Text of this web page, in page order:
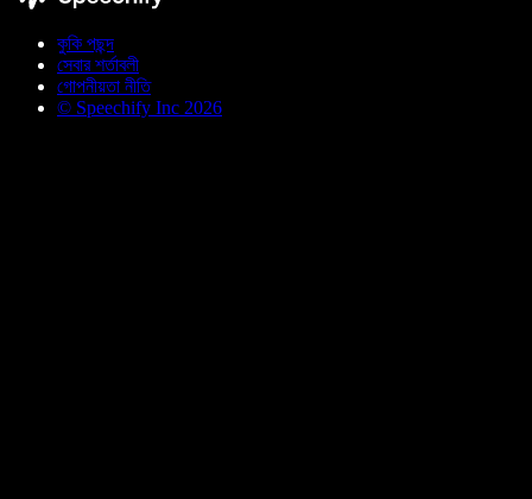
কুকি পছন্দ
সেবার শর্তাবলী
গোপনীয়তা নীতি
© Speechify Inc 2026